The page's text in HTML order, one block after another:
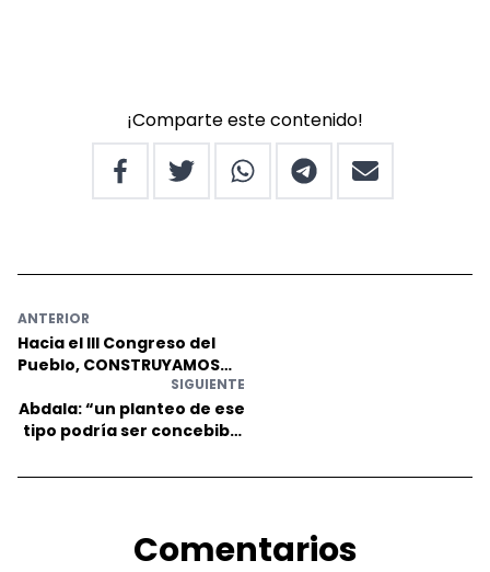
¡Comparte este contenido!
ANTERIOR
Hacia el III Congreso del
Pueblo, CONSTRUYAMOS
SIGUIENTE
Abdala: “un planteo de ese
tipo podría ser concebible
derecha”
Comentarios